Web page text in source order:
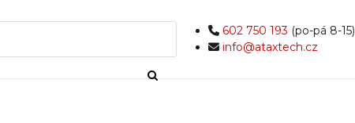
602 750 193 (po-pá 8-15)
info@ataxtech.cz